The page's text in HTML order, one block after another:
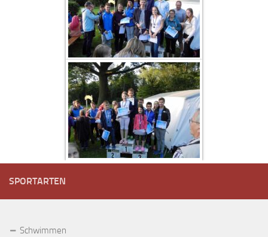
SPORTARTEN
Schwimmen